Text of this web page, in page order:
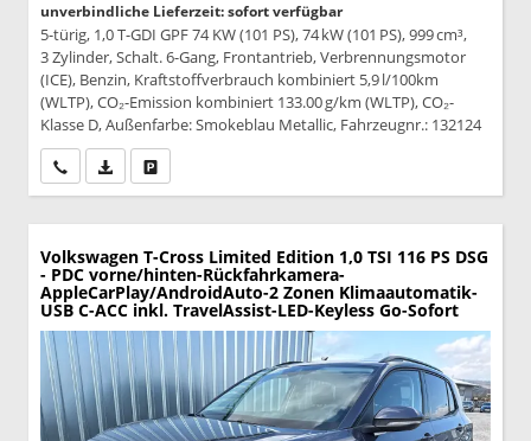
unverbindliche Lieferzeit: sofort verfügbar
5-türig, 1,0 T-GDI GPF 74 KW (101 PS), 74 kW (101 PS), 999 cm³,
3 Zylinder, Schalt. 6-Gang, Frontantrieb, Verbrennungsmotor
(ICE), Benzin, Kraftstoffverbrauch kombiniert 5,9 l/100km
(WLTP), CO₂-Emission kombiniert 133.00 g/km (WLTP), CO₂-
Klasse D, Außenfarbe: Smokeblau Metallic, Fahrzeugnr.: 132124
Wir rufen Sie anPDF-Datei, Fahrzeugexposé drucken
Volkswagen T-Cross Limited Edition 1,0 TSI 116 PS DSG
- PDC vorne/hinten-Rückfahrkamera-
AppleCarPlay/AndroidAuto-2 Zonen Klimaautomatik-
USB C-ACC inkl. TravelAssist-LED-Keyless Go-Sofort